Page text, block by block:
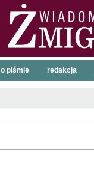
o piśmie redakcja